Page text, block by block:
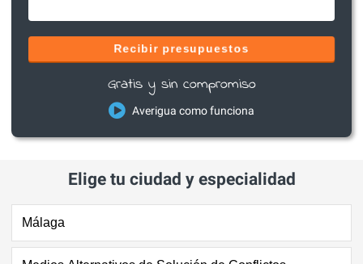
Recibir presupuestos
Gratis y sin compromiso
Averigua como funciona
Elige tu ciudad y especialidad